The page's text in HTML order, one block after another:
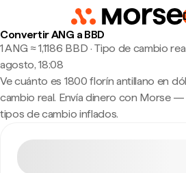
Convertir ANG a BBD
1 ANG ≈ 1,1186 BBD · Tipo de cambio
agosto, 18:08
Ve cuánto es 1800 florín antillano en
cambio real. Envía dinero con Morse
tipos de cambio inflados.